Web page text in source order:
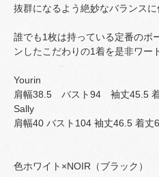
抜群になるよう絶妙なバランス
誰でも1枚は持っている定番のボ
ンしたこだわりの1着を是非ワ
Yourin
肩幅38.5 バスト94 袖丈45.5
Sally
肩幅40 バスト104 袖丈46.5 着丈
色ホワイト×NOIR（ブラック）